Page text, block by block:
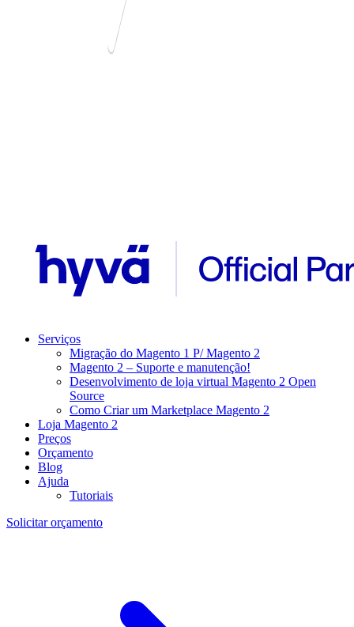
Serviços
Migração do Magento 1 P/ Magento 2
Magento 2 – Suporte e manutenção!
Desenvolvimento de loja virtual Magento 2 Open
Source
Como Criar um Marketplace Magento 2
Loja Magento 2
Preços
Orçamento
Blog
Ajuda
Tutoriais
Solicitar orçamento